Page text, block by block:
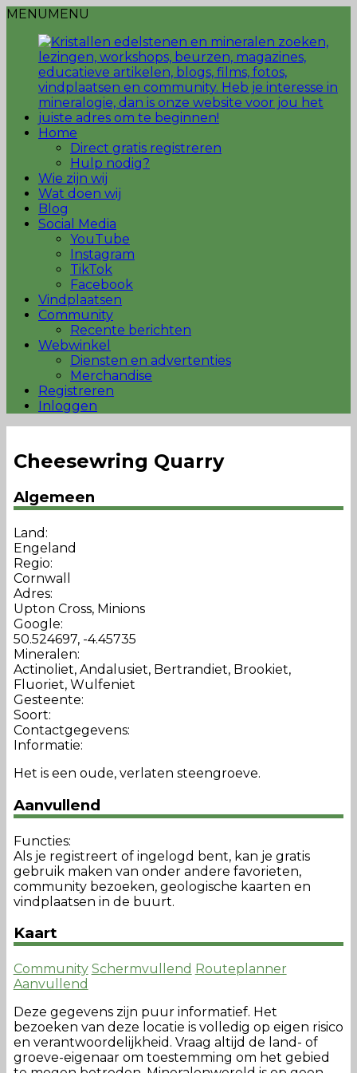
MENUMENU
Home
Direct gratis registreren
Hulp nodig?
Wie zijn wij
Wat doen wij
Blog
Social Media
YouTube
Instagram
TikTok
Facebook
Vindplaatsen
Community
Recente berichten
Webwinkel
Diensten en advertenties
Merchandise
Registreren
Inloggen
Cheesewring Quarry
Algemeen
Land:
Engeland
Regio:
Cornwall
Adres:
Upton Cross, Minions
Google:
50.524697, -4.45735
Mineralen:
Actinoliet, Andalusiet, Bertrandiet, Brookiet,
Fluoriet, Wulfeniet
Gesteente:
Soort:
Contactgegevens:
Informatie:
Het is een oude, verlaten steengroeve.
Aanvullend
Functies:
Als je registreert of ingelogd bent, kan je gratis
gebruik maken van onder andere favorieten,
community bezoeken, geologische kaarten en
vindplaatsen in de buurt.
Kaart
Community Schermvullend Routeplanner
Aanvullend
Deze gegevens zijn puur informatief. Het
bezoeken van deze locatie is volledig op eigen risico
en verantwoordelijkheid. Vraag altijd de land- of
groeve-eigenaar om toestemming om het gebied